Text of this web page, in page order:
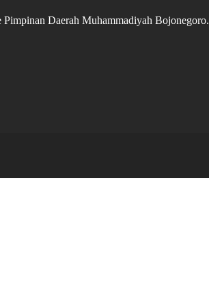
Pimpinan Daerah Muhammadiyah Bojonegoro.